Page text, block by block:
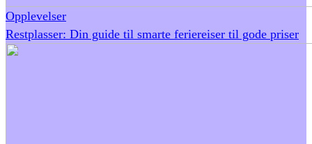
Opplevelser
Restplasser: Din guide til smarte feriereiser til gode priser